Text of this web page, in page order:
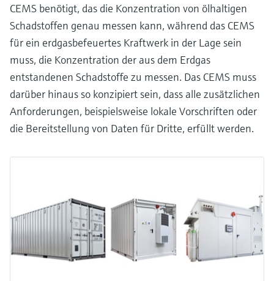
CEMS benötigt, das die Konzentration von ölhaltigen
Schadstoffen genau messen kann, während das CEMS
für ein erdgasbefeuertes Kraftwerk in der Lage sein
muss, die Konzentration der aus dem Erdgas
entstandenen Schadstoffe zu messen. Das CEMS muss
darüber hinaus so konzipiert sein, dass alle zusätzlichen
Anforderungen, beispielsweise lokale Vorschriften oder
die Bereitstellung von Daten für Dritte, erfüllt werden.